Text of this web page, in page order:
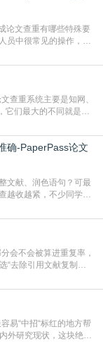
论文查重有哪些特殊要
员中很常见的操作，不
练AI的数据集本身就包
很容易无意识拼接出重
们最大的不同就是数
本科用PMLC，含大学
含学术论文联合比对
确-PaperPass论文
文献、润色语句？可最
越收越紧，不少同学投
必做的一步。为什么
觉得，我就用AI搭了个
“去除引用文献复制
，著录项符合GB/T
半角）；查重系统识别
外研究现状，这块绝对